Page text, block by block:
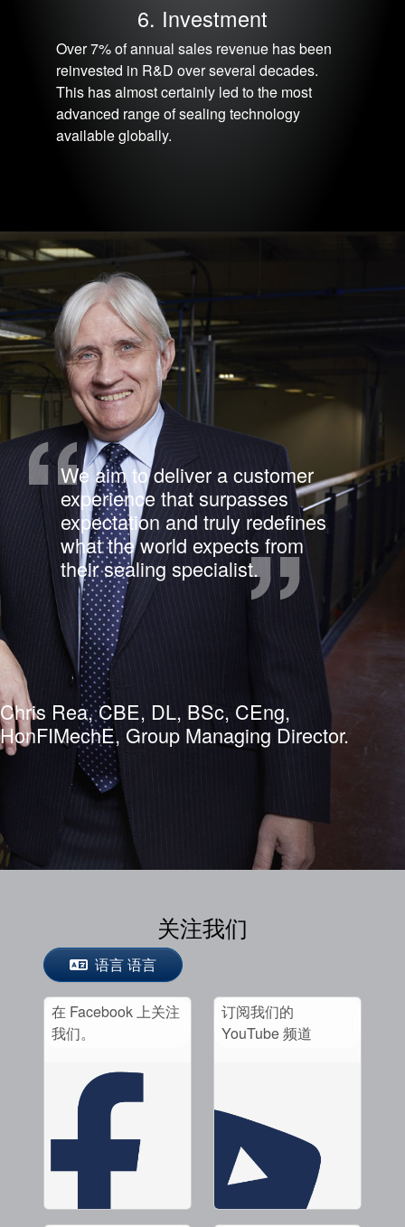
6. Investment
Over 7% of annual sales revenue has been
reinvested in R&D over several decades.
This has almost certainly led to the most
advanced range of sealing technology
available globally.
We aim to deliver a customer
experience that surpasses
expectation and truly redefines
what the world expects from
their sealing specialist.
Chris Rea, CBE, DL, BSc, CEng,
HonFIMechE, Group Managing Director.
关注我们
语言 语言
在 Facebook 上关注
我们。
订阅我们的
YouTube 频道